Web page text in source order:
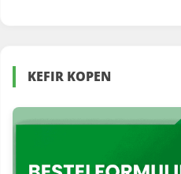
KEFIR KOPEN